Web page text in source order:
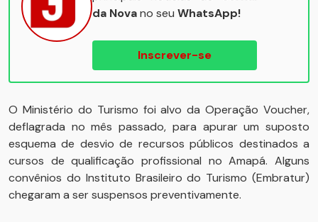
da Novano seu WhatsApp!
Inscrever-se
O Ministério do Turismo foi alvo da Operação Voucher,
deflagrada no mês passado, para apurar um suposto
esquema de desvio de recursos públicos destinados a
cursos de qualificação profissional no Amapá. Alguns
convênios do Instituto Brasileiro do Turismo (Embratur)
chegaram a ser suspensos preventivamente.